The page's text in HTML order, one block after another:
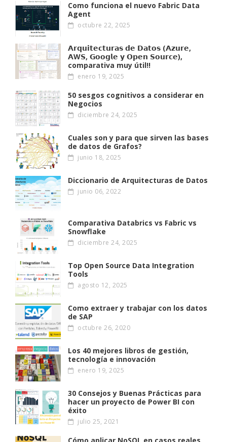
Como funciona el nuevo Fabric Data
Agent
octubre 22, 2025
𝗔𝗿𝗾𝘂𝗶𝘁𝗲𝗰𝘁𝘂𝗿𝗮𝘀 𝗱𝗲 𝗗𝗮𝘁𝗼𝘀 (𝗔𝘇𝘂𝗿𝗲,
𝗔W𝗦, 𝗚𝗼𝗼𝗴𝗹𝗲 𝘆 𝗢𝗽𝗲𝗻 𝗦𝗼𝘂𝗿𝗰𝗲),
comparativa muy útil!!
enero 19, 2025
50 sesgos cognitivos a considerar en
Negocios
diciembre 24, 2025
Cuales son y para que sirven las bases
de datos de Grafos?
junio 18, 2025
Diccionario de Arquitecturas de Datos
junio 06, 2022
Comparativa Databrics vs Fabric vs
Snowflake
diciembre 24, 2025
Top Open Source Data Integration
Tools
agosto 12, 2025
Como extraer y trabajar con los datos
de SAP
octubre 26, 2020
Los 40 mejores libros de gestión,
tecnología e innovación
enero 19, 2025
30 Consejos y Buenas Prácticas para
hacer un proyecto de Power BI con
éxito
julio 25, 2021